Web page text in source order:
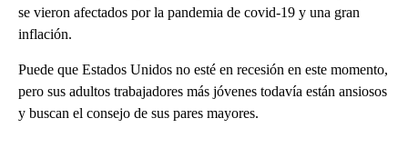
se vieron afectados por la pandemia de covid-19 y una gran
inflación.
Puede que Estados Unidos no esté en recesión en este momento,
pero sus adultos trabajadores más jóvenes todavía están ansiosos
y buscan el consejo de sus pares mayores.